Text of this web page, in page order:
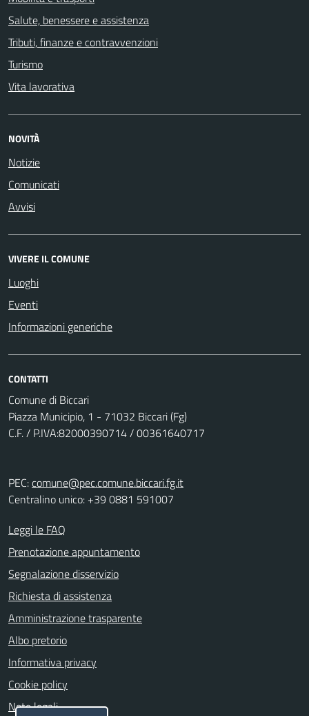
Salute, benessere e assistenza
Tributi, finanze e contravvenzioni
Turismo
Vita lavorativa
NOVITÀ
Notizie
Comunicati
Avvisi
VIVERE IL COMUNE
Luoghi
Eventi
Informazioni generiche
CONTATTI
Comune di Biccari
Piazza Municipio, 1 - 71032 Biccari (Fg)
C.F. / P.IVA:82000390714 / 00361640717
PEC:comune@pec.comune.biccari.fg.it
Centralino unico: +39 0881 591007
Leggi le FAQ
Prenotazione appuntamento
Segnalazione disservizio
Richiesta di assistenza
Amministrazione trasparente
Albo pretorio
Informativa privacy
Cookie policy
Note legali